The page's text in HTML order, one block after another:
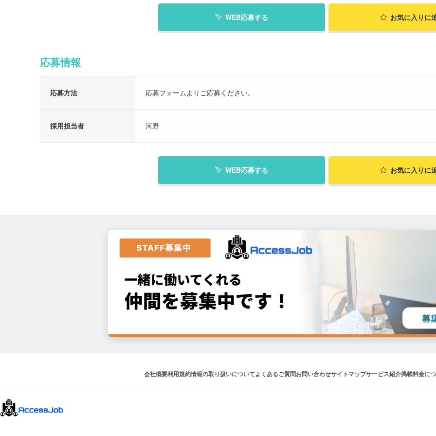
WEB応募する お気に入り に
応募情報
応募方法 応募フォームよりご応募ください。
採用担当者 河野
WEB応募する お気に入り に
会社概要利用規約情報の取り扱いについてよくあるご質問お問い合わせサイトマップサービス紹介掲載料金に